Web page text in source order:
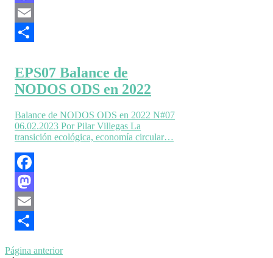
Mastodon
Email
EPS07 Balance de
NODOS ODS en 2022
Balance de NODOS ODS en 2022 N#07
06.02.2023 Por Pilar Villegas La
transición ecológica, economía circular…
Facebook
Mastodon
Email
Página anterior